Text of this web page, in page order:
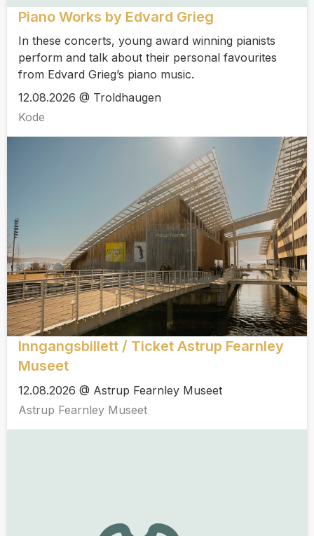
Piano Works by Edvard Grieg
In these concerts, young award winning pianists
perform and talk about their personal favourites
from Edvard Grieg’s piano music.
12.08.2026 @ Troldhaugen
Kode
Inngangsbillett / Ticket Astrup Fearnley
Museet
12.08.2026 @ Astrup Fearnley Museet
Astrup Fearnley Museet